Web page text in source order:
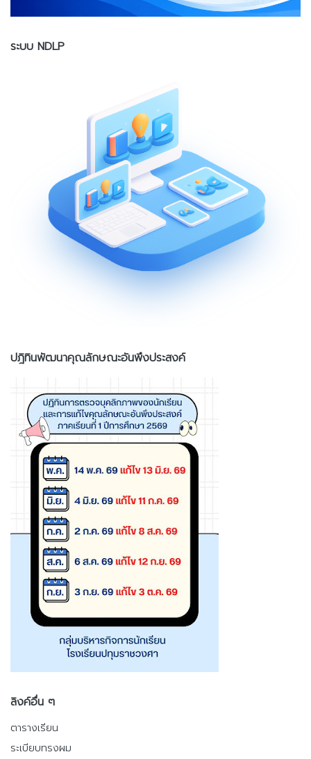
ระบบ NDLP
ปฎิทินพัฒนาคุณลักษณะอันพึงประสงค์
ลิงค์อื่น ๆ
ตารางเรียน
ระเบียบทรงผม